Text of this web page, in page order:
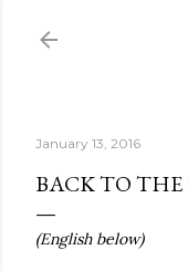
January 13, 2016
BACK TO THE
(English below)